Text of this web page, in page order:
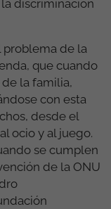
discriminación
problema de la
que cuando
la familia,
con esta
desde el
ocio y al juego.
se cumplen
de la ONU